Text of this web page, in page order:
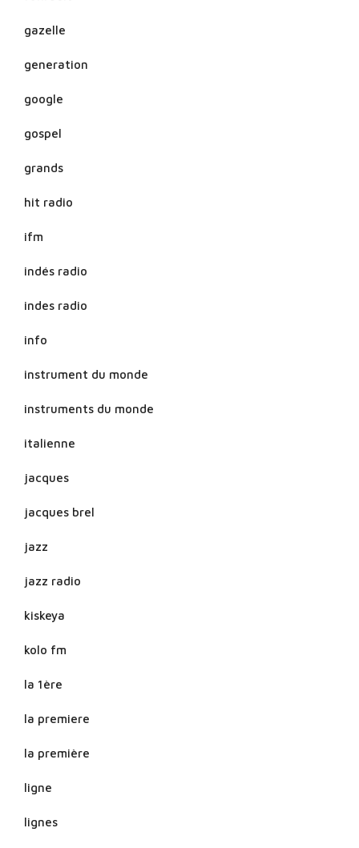
gazelle
generation
google
gospel
grands
hit radio
ifm
indés radio
indes radio
info
instrument du monde
instruments du monde
italienne
jacques
jacques brel
jazz
jazz radio
kiskeya
kolo fm
la 1ère
la premiere
la première
ligne
lignes